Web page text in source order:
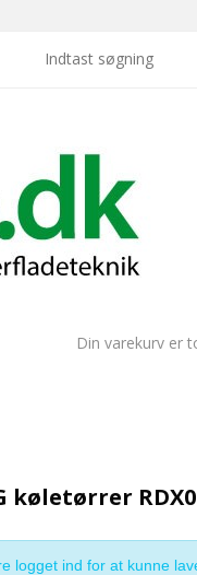
Din varekurv er
køletørrer
logget ind for at kunne